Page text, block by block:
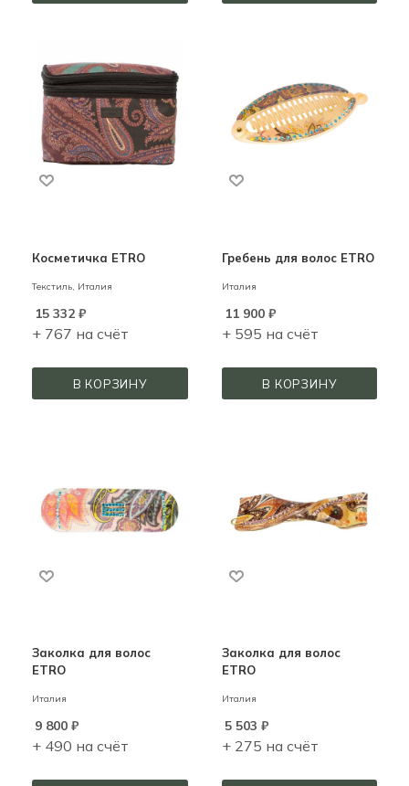
Косметичка ETRO
Текстиль, Италия
15 332 ₽
+ 767 на счёт
В КОРЗИНУ
Гребень для волос ETRO
Италия
11 900₽
+ 595 на счёт
В КОРЗИНУ
Заколка для волос
ETRO
Италия
9 800 ₽
+ 490 на счёт
Заколка для волос
ETRO
Италия
5 503 ₽
+ 275 на счёт